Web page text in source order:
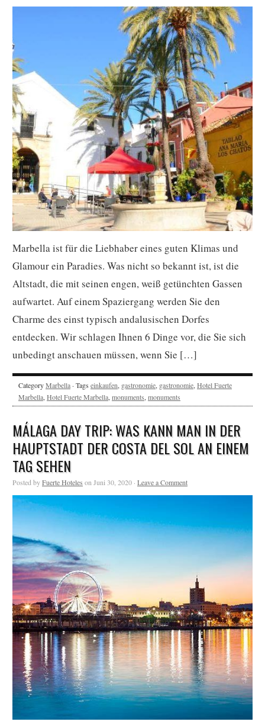
Marbella ist für die Liebhaber eines guten Klimas und
Glamour ein Paradies. Was nicht so bekannt ist, ist die
Altstadt, die mit seinen engen, weiß getünchten Gassen
aufwartet. Auf einem Spaziergang werden Sie den
Charme des einst typisch andalusischen Dorfes
entdecken. Wir schlagen Ihnen 6 Dinge vor, die Sie sich
unbedingt anschauen müssen, wenn Sie […]
CategoryMarbella · Tags einkaufen, gastronomie, gastronomie,Hotel Fuerte
Marbella,Hotel Fuerte Marbella,monuments,monuments
MÁLAGA DAY TRIP: WAS KANN MAN IN DER
HAUPTSTADT DER COSTA DEL SOL AN EINEM
TAG SEHEN
Posted byFuerte Hoteles on Juni 30, 2020 · Leave a Comment